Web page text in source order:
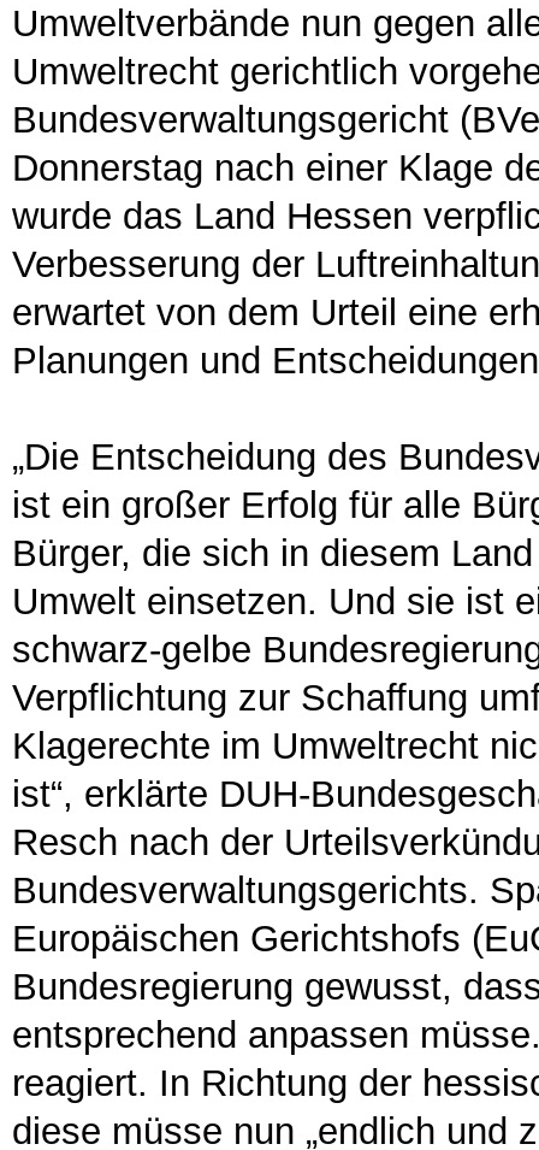
Umweltverbände nun gegen
Umweltrecht gerichtlich
Bundesverwaltungsgericht
Donnerstag nach einer Klage
wurde das Land Hessen
Verbesserung der
erwartet von dem Urteil eine
Planungen und
„Die Entscheidung des
ist ein großer Erfolg für alle
Bürger, die sich in diesem
Umwelt einsetzen. Und sie ist
schwarz-gelbe
Verpflichtung zur Schaffung
Klagerechte im Umweltrecht
ist“, erklärte DUH-
Resch nach der
Bundesverwaltungsgerichts.
Europäischen Gerichtshofs
Bundesregierung gewusst,
entsprechend anpassen
reagiert. In Richtung der
diese müsse nun „endlich und